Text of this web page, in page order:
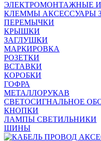
ЭЛЕКТРОМОНТАЖНЫЕ
КЛЕММЫ АКСЕССУАРЫ
ПЕРЕМЫЧКИ
КРЫШКИ
ЗАГЛУШКИ
МАРКИРОВКА
РОЗЕТКИ
ВСТАВКИ
КОРОБКИ
ГОФРА
МЕТАЛЛОРУКАВ
СВЕТОСИГНАЛЬНОЕ
КНОПКИ
ЛАМПЫ СВЕТИЛЬНИКИ
ШИНЫ